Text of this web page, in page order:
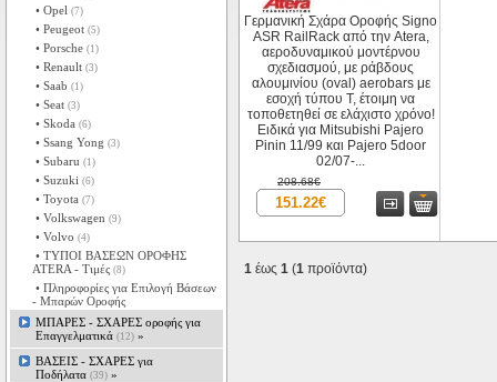
• Opel (7)
• Peugeot (5)
• Porsche (1)
• Renault (3)
• Saab (1)
• Seat (3)
• Skoda (6)
• Ssang Yong (3)
• Subaru (1)
• Suzuki (6)
• Toyota (7)
• Volkswagen (9)
• Volvo (4)
• ΤΥΠΟΙ ΒΑΣΕΩΝ ΟΡΟΦΗΣ
ΑΤΕRA - Tιμές (8)
• Πληροφορίες για Επιλογή Βάσεων
- Μπαρών Οροφής
ΜΠΑΡΕΣ - ΣΧΑΡΕΣ oροφής για
Επαγγελματικά (12) »
ΒΑΣΕΙΣ - ΣΧΑΡΕΣ για
Ποδήλατα (39) »
Γερμανική Σχάρα Οροφής Signo
ASR RailRack από την Atera,
αεροδυναμικού μοντέρνου
σχεδιασμού, με ράβδους
αλουμινίου (oval) aerobars με
εσοχή τύπου Τ, έτοιμη να
τοποθετηθεί σε ελάχιστο χρόνο!
Ειδικά για Mitsubishi Pajero
Pinin 11/99 και Pajero 5door
02/07-...
208.68€
151.22€
1 έως 1 (1 προϊόντα)